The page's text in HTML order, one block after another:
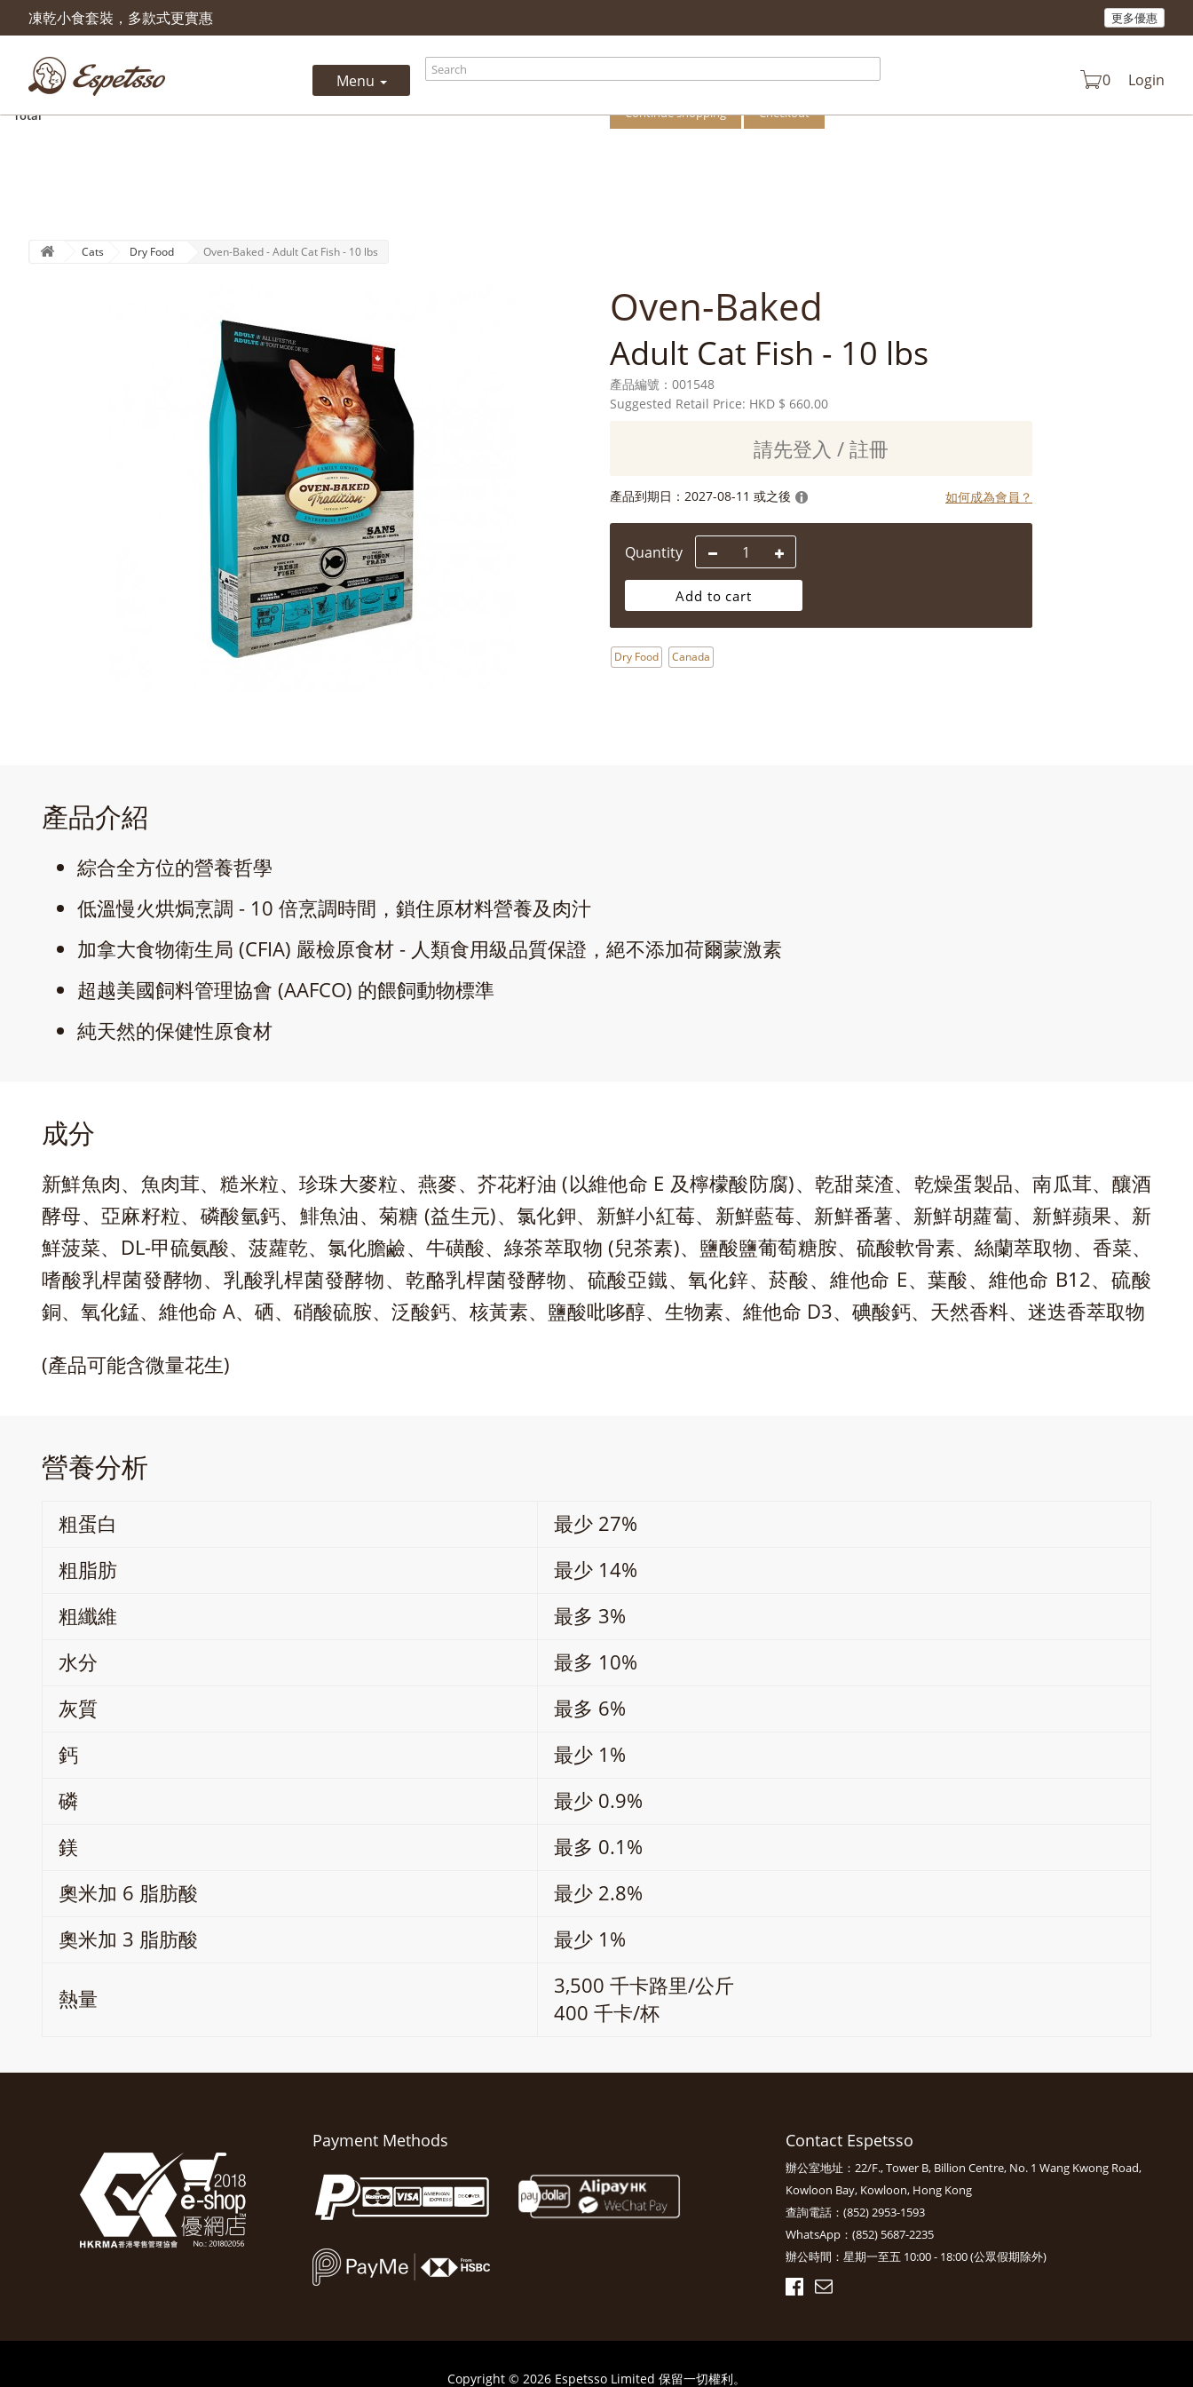
凍乾小食套裝，多款式更實惠 更多優惠
Product successfully added to your shopping
cart
Quantity
Total
There is 1 item in your cart.
Continue shopping
Checkout
Menu 0 Login
Cats Dry Food Oven-Baked - Adult Cat Fish - 10 lbs
Oven-Baked
Adult Cat Fish - 10 lbs
產品編號： 001548
Suggested Retail Price: HKD $ 660.00
請先登入 / 註冊
產品到期日： 2027-08-11 或之後 如何成為會員？
Quantity
Add to cart
Dry Food Canada
產品介紹
綜合全方位的營養哲學
低溫慢火烘焗烹調 - 10 倍烹調時間，鎖住原材料營養及肉汁
加拿大食物衛生局 (CFIA) 嚴檢原食材 - 人類食用級品質保證，絕不添加荷爾蒙激素
超越美國飼料管理協會 (AAFCO) 的餵飼動物標準
純天然的保健性原食材
成分
新鮮魚肉、魚肉茸、糙米粒、珍珠大麥粒、燕麥、芥花籽油 (以維他命 E 及檸檬酸防腐)、乾甜菜渣、乾燥蛋製品、南瓜茸、釀酒
酵母、亞麻籽粒、磷酸氫鈣、鯡魚油、菊糖 (益生元)、氯化鉀、新鮮小紅莓、新鮮藍莓、新鮮番薯、新鮮胡蘿蔔、新鮮蘋果、新
鮮菠菜、DL-甲硫氨酸、菠蘿乾、氯化膽鹼、牛磺酸、綠茶萃取物 (兒茶素)、鹽酸鹽葡萄糖胺、硫酸軟骨素、絲蘭萃取物、香菜、
嗜酸乳桿菌發酵物、乳酸乳桿菌發酵物、乾酪乳桿菌發酵物、硫酸亞鐵、氧化鋅、菸酸、維他命 E、葉酸、維他命 B12、硫酸
銅、氧化錳、維他命 A、硒、硝酸硫胺、泛酸鈣、核黃素、鹽酸吡哆醇、生物素、維他命 D3、碘酸鈣、天然香料、迷迭香萃取物
(產品可能含微量花生)
營養分析
粗蛋白
最少 27%
粗脂肪
最少 14%
粗纖維
最多 3%
水分
最多 10%
灰質
最多 6%
鈣
最少 1%
磷
最少 0.9%
鎂
最多 0.1%
奧米加 6 脂肪酸
最少 2.8%
奧米加 3 脂肪酸
最少 1%
熱量
3,500 千卡路里/公斤
400 千卡/杯
Payment Methods Contact Espetsso
辦公室地址：22/F., Tower B, Billion Centre, No. 1 Wang Kwong Road,
Kowloon Bay, Kowloon, Hong Kong
查詢電話：(852) 2953-1593
WhatsApp：(852) 5687-2235
辦公時間：星期一至五 10:00 - 18:00 (公眾假期除外)
Copyright © 2026 Espetsso Limited 保留一切權利。